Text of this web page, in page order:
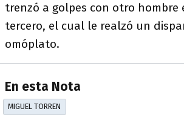
trenzó a golpes con otro hombre
tercero, el cual le realzó un
omóplato.
En esta Nota
MIGUEL TORREN